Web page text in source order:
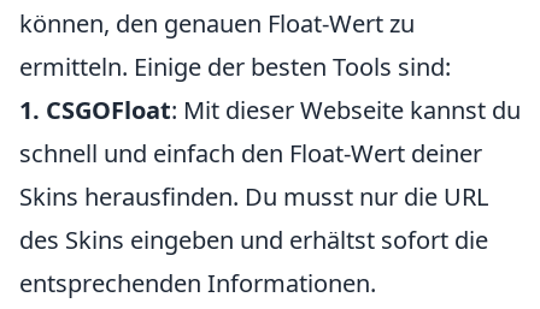
können, den genauen Float-Wert zu
ermitteln. Einige der besten Tools sind:
1. CSGOFloat: Mit dieser Webseite kannst du
schnell und einfach den Float-Wert deiner
Skins herausfinden. Du musst nur die URL
des Skins eingeben und erhältst sofort die
entsprechenden Informationen.